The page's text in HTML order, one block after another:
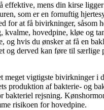
effektive, mens din kirse
som er en fornuftig
for at få bivirkninger, såsom
kvalme, hovedpine, kløe og
og hvis du ønsker at få en
og derved kan føre til særlige
meget vigtigste bivirkninger i
produktion af bakterie- og
bakteriel rejsning.
risikoen for hovedpine.